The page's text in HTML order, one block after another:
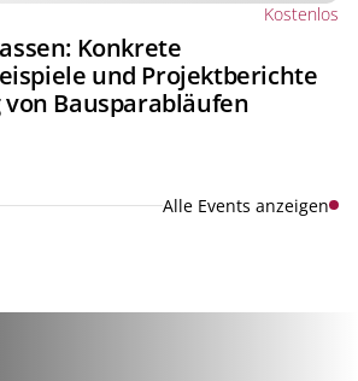
Kostenlos
Konkrete
und Projektberichte
Bausparabläufen
Alle Events anzeigen